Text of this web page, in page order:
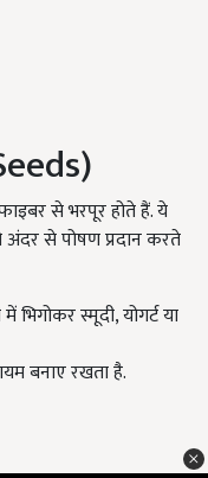
से भरपूर होते हैं. ये
से पोषण प्रदान करते
भिगोकर स्मूदी, योगर्ट या
बनाए रखता है.